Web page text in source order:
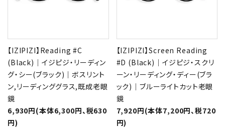
【IZIPIZI】Reading #C
(Black)｜イジピジ・リーディン
グ・シー(ブラック)｜ボスリント
ン,リーディンググラス,既成老眼
鏡
6,930円(本体6,300円、税630
円)
【IZIPIZI】Screen Reading
#D (Black)｜イジピジ・スクリ
ーン・リーディング・ディー(ブラ
ック)｜ブルーライトカット老眼
鏡
7,920円(本体7,200円、税720
円)